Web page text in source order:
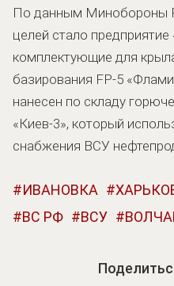
По данным Минобороны
целей стало
комплектующие для
базирования FP-5
нанесен по складу
«Киев-3», который
снабжения ВСУ
ИВАНОВКА
ВС РФ
ВСУ